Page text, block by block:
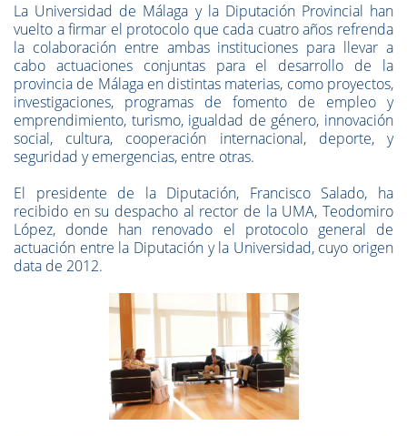
La Universidad de Málaga y la Diputación Provincial han
vuelto a firmar el protocolo que cada cuatro años refrenda
la colaboración entre ambas instituciones para llevar a
cabo actuaciones conjuntas para el desarrollo de la
provincia de Málaga en distintas materias, como proyectos,
investigaciones, programas de fomento de empleo y
emprendimiento, turismo, igualdad de género, innovación
social, cultura, cooperación internacional, deporte, y
seguridad y emergencias, entre otras.
El presidente de la Diputación, Francisco Salado, ha
recibido en su despacho al rector de la UMA, Teodomiro
López, donde han renovado el protocolo general de
actuación entre la Diputación y la Universidad, cuyo origen
data de 2012.